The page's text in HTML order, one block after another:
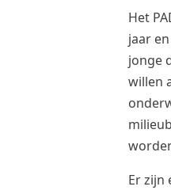
Het
jaar
jonge
willen
Er zijn